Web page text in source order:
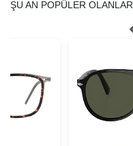
ŞU AN POPÜLER OLANLAR